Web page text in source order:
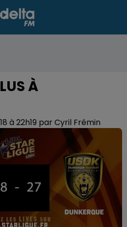
À
à 22h19 par Cyril Frémin